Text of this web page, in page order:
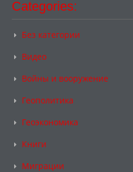
Categories:
Без категории
Видео
Войны и вооружение
Геополитика
Геоэкономика
Книги
Миграции